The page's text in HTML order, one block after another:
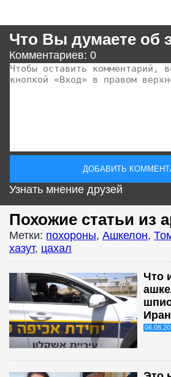
Что Вы думаете об
Комментариев: 0
Узнать мнение друзей
Похожие статьи из
Метки: похороны, Ашкелон,
хазут, цахал
Что